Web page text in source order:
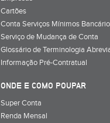
Cartões
Conta Serviços Mínimos
Serviço de Mudança de Conta
Glossário de Terminologia
Informação Pré-Contratual
ONDE E COMO POUPAR
Super Conta
Renda Mensal